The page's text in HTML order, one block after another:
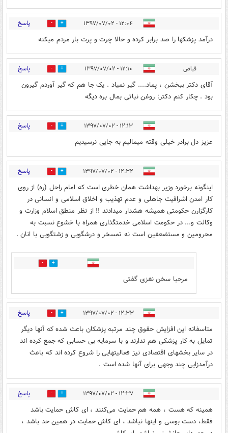
۱۲:۰۴ - ۱۳۹۷/۰۷/۰۲ 25 پاسخ
درآمد پزشکها را صد برابر کرده و حالا چرت و پرت بار مردم میکنه
فیاض ۱۲:۱۰ - ۱۳۹۷/۰۷/۰۲ 19 پاسخ
آقای دکتر ببخشن ، پماد.... گیر نمیاد . یک جا هم که گیر آوردم گیرون
بود . چکار کنم دکتر: روغن نباتی بمال بره دیگه
۱۲:۱۳ - ۱۳۹۷/۰۷/۰۲ 26 پاسخ
عزیز دل برادر خیلی وقته میمالیم به جایی نرسیدیم
۱۲:۳۲ - ۱۳۹۷/۰۷/۰۲ 48 پاسخ
اینگونه برخورد وزیر بهداشت همان خطری است که امام راحل (ره) از روی
کار امدن اشرافیت جاهلی و عدم تهذیب و اخلاق اسلامی و انسانی در
کارگزارن حکومتی همیشه هشدار میدادند !! از نظر منطق اسلام وزارت و
وکالت و... در حکومت اسلامی خدمتگذاری همراه با خشوع نسبت به
محرومین و مستضعفین است نه تمسخر و درشگویی و زشتگویی با انان .
13
مرحبا سخن نغزی گفتی
۱۲:۳۳ - ۱۳۹۷/۰۷/۰۲ 33 پاسخ
متاسفانه این افزایش حقوق چند مرتبه پزشکان باعث شده که آنها دیگر
تمایل به کار پزشکی هم ندارند و با سرمایه بی حسابی که جمع کرده اند
در سایر بخشهای اقتصادی نیز فعالیتهایی را شروع کرده اند که باعث
درآمدزایی چند وجهی برای آنها شده است .
۱۲:۳۷ - ۱۳۹۷/۰۷/۰۲ 10 پاسخ
همینه که هست ، همه هم حمایت می‌کنند ، ای کاش حمایت باشد
فقط، دست بوسی و اینها نباشد ، ای کاش حمایت در همین حد باشد ،